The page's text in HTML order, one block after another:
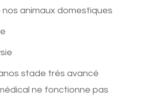
animaux domestiques
stade très avancé
ne fonctionne pas